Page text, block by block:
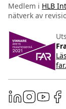
Medlem i HLB
nätverk av